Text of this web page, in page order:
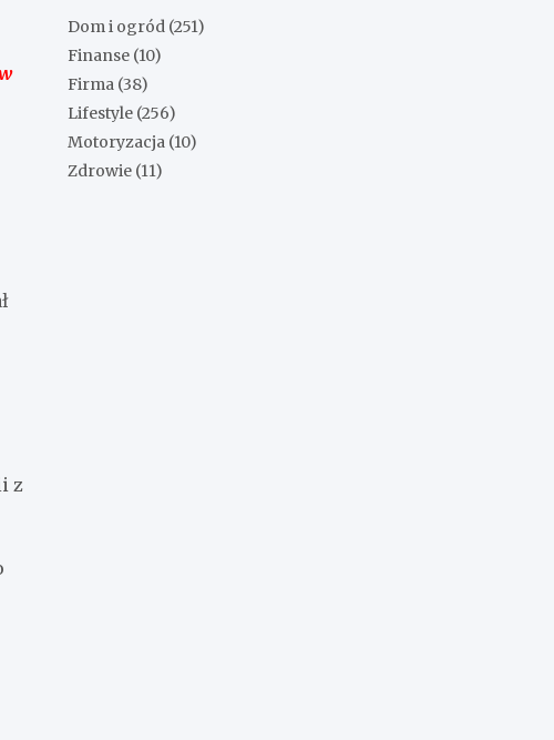
z
Dom i ogród (251)
Finanse (10)
Firma (38)
Lifestyle (256)
Motoryzacja (10)
Zdrowie (11)